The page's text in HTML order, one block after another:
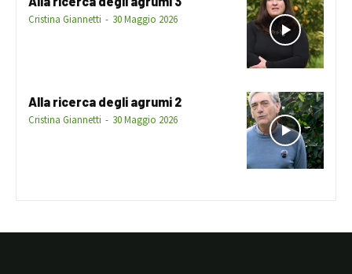
Cristina Giannetti - 30 Maggio 2026
Alla ricerca degli agrumi 2
Cristina Giannetti - 30 Maggio 2026